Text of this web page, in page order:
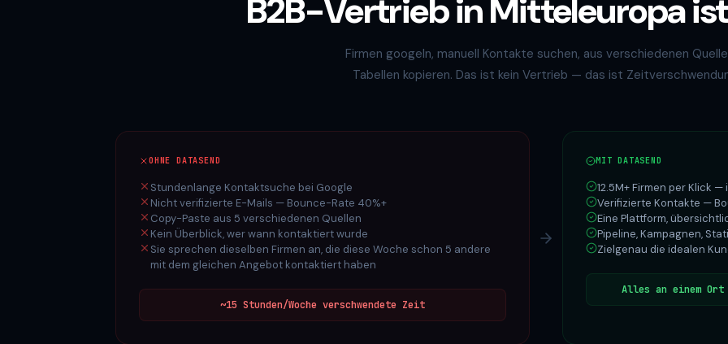
B2B-Vertrieb in Mitteleuropa
Firmen googeln, manuell Kontakte suchen, aus verschiedenen
Tabellen kopieren. Das ist kein Vertrieb — das ist
OHNE DATASEND
Stundenlange Kontaktsuche bei Google
Nicht verifizierte E-Mails — Bounce-Rate 40%+
Copy-Paste aus 5 verschiedenen Quellen
Kein Überblick, wer wann kontaktiert wurde
Sie sprechen dieselben Firmen an, die diese Woche schon 5 andere
mit dem gleichen Angebot kontaktiert haben
~15 Stunden/Woche verschwendete Zeit
MIT DATASEND
12.5M+ Firmen per Klick
Verifizierte Kontakte —
Eine Plattform,
Pipeline, Kampagnen,
Zielgenau die idealen
Alles an einem Ort